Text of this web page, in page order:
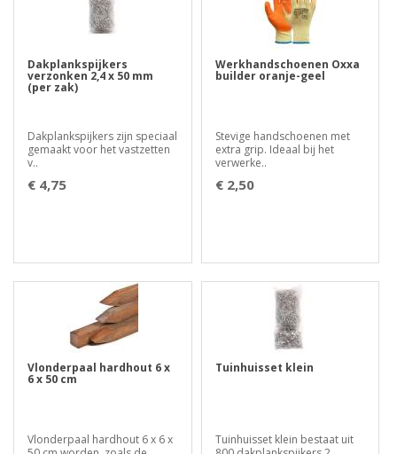
Dakplankspijkers
verzonken 2,4 x 50 mm
(per zak)
Dakplankspijkers zijn speciaal
gemaakt voor het vastzetten
v..
€ 4,75
Werkhandschoenen Oxxa
builder oranje-geel
Stevige handschoenen met
extra grip. Ideaal bij het
verwerke..
€ 2,50
Vlonderpaal hardhout 6 x
6 x 50 cm
Vlonderpaal hardhout 6 x 6 x
Tuinhuisset klein
Tuinhuisset klein bestaat uit